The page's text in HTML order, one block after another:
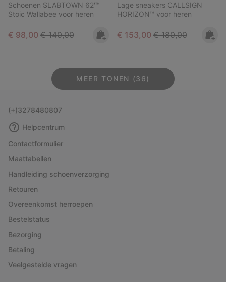
Schoenen SLABTOWN 62'™
Stoic Wallabee voor heren
Sale price:
€ 98,00 Regular price:
€ 140,00
Lage sneakers CALLSIGN
HORIZON™ voor heren
Sale price:
€ 153,00 Regular price:
€ 180,00
MEER TONEN (36)
(+)3278480807
Helpcentrum
Contactformulier
Maattabellen
Handleiding schoenverzorging
Retouren
Overeenkomst herroepen
Bestelstatus
Bezorging
Betaling
Veelgestelde vragen